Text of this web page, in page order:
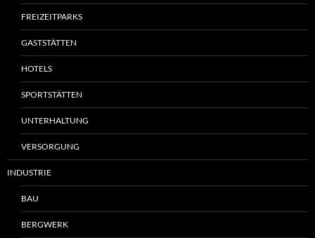
FREIZEITPARKS
GASTSTÄTTEN
HOTELS
SPORTSTÄTTEN
UNTERHALTUNG
VERSORGUNG
INDUSTRIE
BAU
BERGWERK